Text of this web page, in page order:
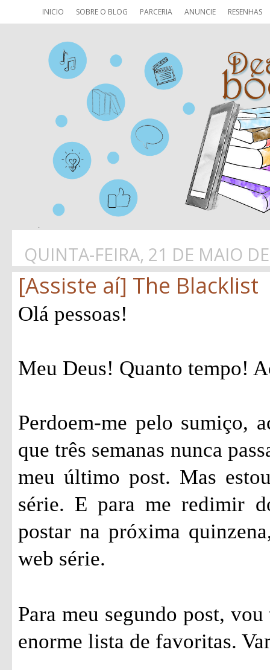
INICIO SOBRE O BLOG PARCERIA ANUNCIE RESENHAS
QUINTA-FEIRA, 21 DE MAIO
[Assiste aí] The Blacklist
Olá pessoas!
Meu Deus! Quanto tempo!
Perdoem-me pelo sumiço,
que três semanas nunca
meu último post. Mas
série. E para me redimir
postar na próxima
web série.
Para meu segundo post,
enorme lista de favoritas.